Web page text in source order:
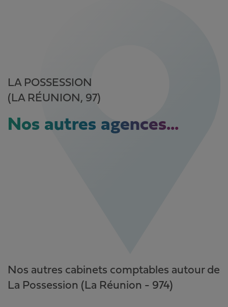
LA POSSESSION
(LA RÉUNION, 97)
Nos autres agences...
Nos autres cabinets comptables autour de
La Possession (La Réunion - 974)